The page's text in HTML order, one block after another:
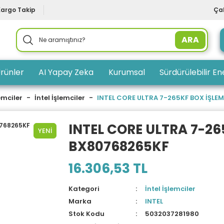
Takip
ARA
AI Yapay Zeka Kurumsal Sürdürülebilir
İntel İşlemciler INTEL CORE ULTRA 7-265KF BOX
YENİ
INTEL CORE ULTRA 7-
BX80768265KF
16.306,53 TL
Kategori
İntel İşlemciler
Marka
INTEL
Stok Kodu
5032037281980